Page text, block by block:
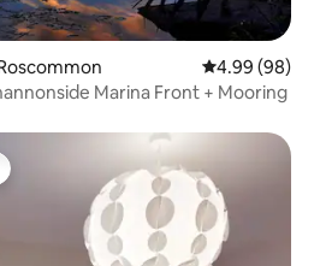
Ukadiriaji wa
4.99 (98)
Marina Front + Mooring